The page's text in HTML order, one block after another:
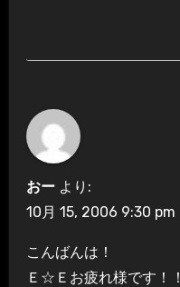
おー より:
10月 15, 2006 9:30 pm
こんばんは！
Ｅ☆Ｅお疲れ様です！！